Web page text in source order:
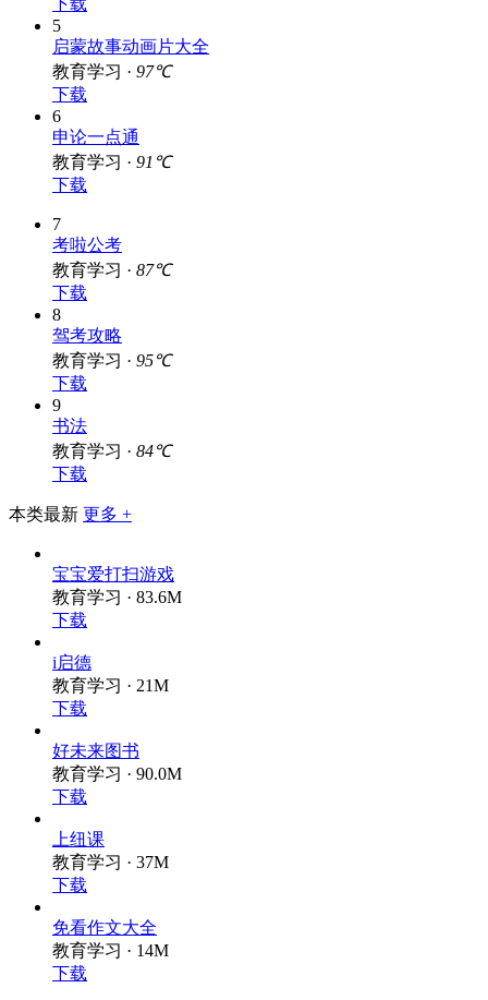
教育学习 ·
下载
5
启蒙故事动画片大全
教育学习 ·
下载
6
申论一点通
下载
7
考啦公考
教育学习 ·
下载
8
驾考攻略
教育学习 ·
下载
9
书法
下载
本类最新 更多 +
宝宝爱打扫游戏
教育学习 · 83.6M
下载
i启德
教育学习 · 21M
下载
好未来图书
教育学习 · 90.0M
下载
教育学习 · 37M
下载